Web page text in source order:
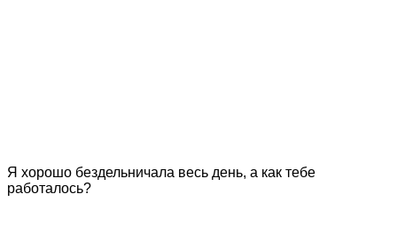
Я хорошо бездельничала весь день, а как тебе
работалось?